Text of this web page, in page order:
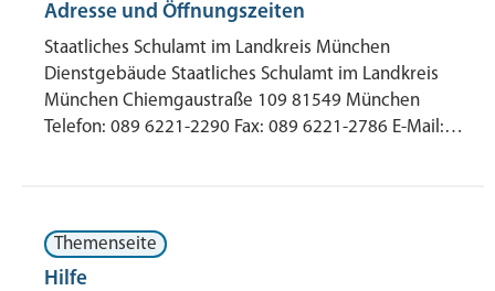
Adresse und Öffnungszeiten
Staatliches Schulamt im Landkreis München
Dienstgebäude Staatliches Schulamt im Landkreis
München Chiemgaustraße 109 81549 München
Telefon: 089 6221-2290 Fax: 089 6221-2786 E-Mail:…
Themenseite
Hilfe